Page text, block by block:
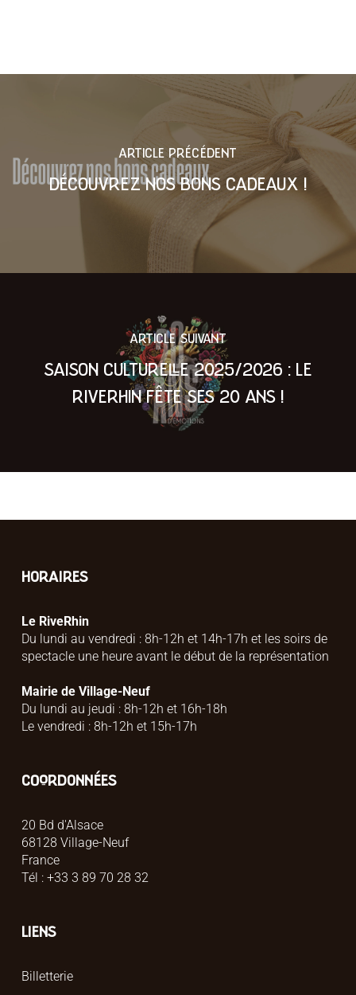
ARTICLE PRÉCÉDENT
DÉCOUVREZ NOS BONS CADEAUX !
ARTICLE SUIVANT
SAISON CULTURELLE 2025/2026 : LE
RIVERHIN FÊTE SES 20 ANS !
HORAIRES
Le RiveRhin
Du lundi au vendredi : 8h-12h et 14h-17h et les soirs de
spectacle une heure avant le début de la représentation
Mairie de Village-Neuf
Du lundi au jeudi : 8h-12h et 16h-18h
Le vendredi : 8h-12h et 15h-17h
COORDONNÉES
20 Bd d'Alsace
68128 Village-Neuf
France
Tél : +33 3 89 70 28 32
LIENS
Billetterie